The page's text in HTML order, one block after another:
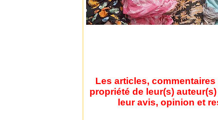
Les articles,
propriété de leur(s)
leur avis, opinion et